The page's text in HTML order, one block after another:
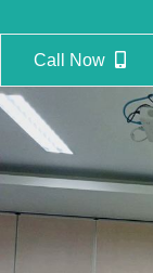
Call Now